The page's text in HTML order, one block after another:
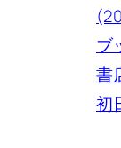
ブ
書
初